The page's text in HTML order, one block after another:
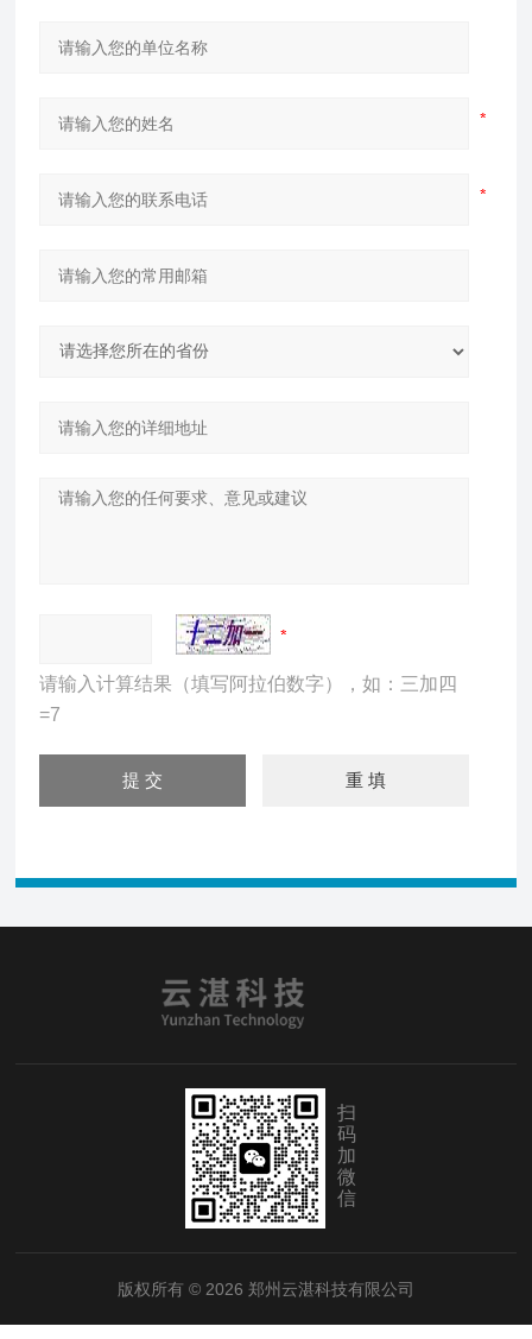
请输入计算结果（填写阿拉伯数字），如：三加四
=7
扫
码
加
微
信
版权所有 © 2026 郑州云湛科技有限公司